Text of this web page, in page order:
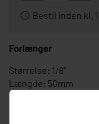
Bestil inden kl.
Forlænger
Størrelse: 1/8"
Længde: 50mm